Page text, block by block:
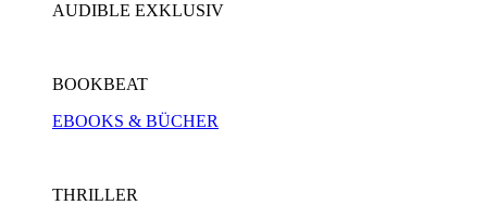
AUDIBLE EXKLUSIV
BOOKBEAT
EBOOKS & BÜCHER
THRILLER